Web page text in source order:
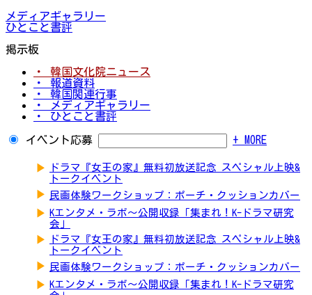
メディアギャラリー
ひとこと書評
掲示板
・ 韓国文化院ニュース
・ 報道資料
・ 韓国関連行事
・ メディアギャラリー
・ ひとこと書評
イベント応募 + MORE
▶
ドラマ『女王の家』無料初放送記念 スペシャル上映&
トークイベント
▶ 民画体験ワークショップ：ポーチ・クッションカバー
▶ Kエンタメ・ラボ～公開収録「集まれ！K-ドラマ研究
会」
▶
ドラマ『女王の家』無料初放送記念 スペシャル上映&
トークイベント
▶ 民画体験ワークショップ：ポーチ・クッションカバー
▶ Kエンタメ・ラボ～公開収録「集まれ！K-ドラマ研究